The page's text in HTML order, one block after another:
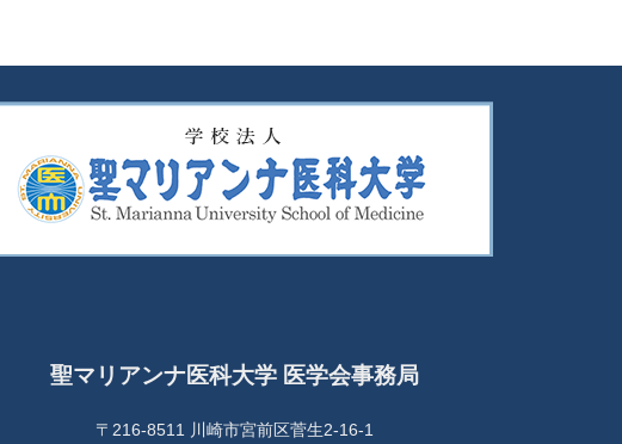
聖マリアンナ医科大学 医学会事務局
〒216-8511 川崎市宮前区菅生2-16-1